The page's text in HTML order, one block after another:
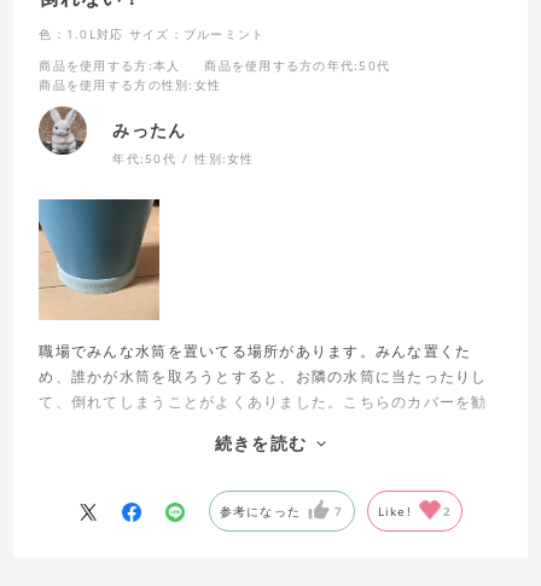
色：1.0L対応 サイズ：ブルーミント
商品を使用する方 :本人 商品を使用する方の年代:50代
商品を使用する方の性別:女性
みったん
年代:50代 性別:女性
職場でみんな水筒を置いてる場所があります。みんな置くた
め、誰かが水筒を取ろうとすると、お隣の水筒に当たったりし
て、倒れてしまうことがよくありました。こちらのカバーを勧
くなりました！色も水筒と良くあっていて、気に入ってます。
こちらの1L用で良かったです。底がしっかりとしていて、倒れ
にくいのが助かります。
続きを読む
参考になった 7 Like! 2